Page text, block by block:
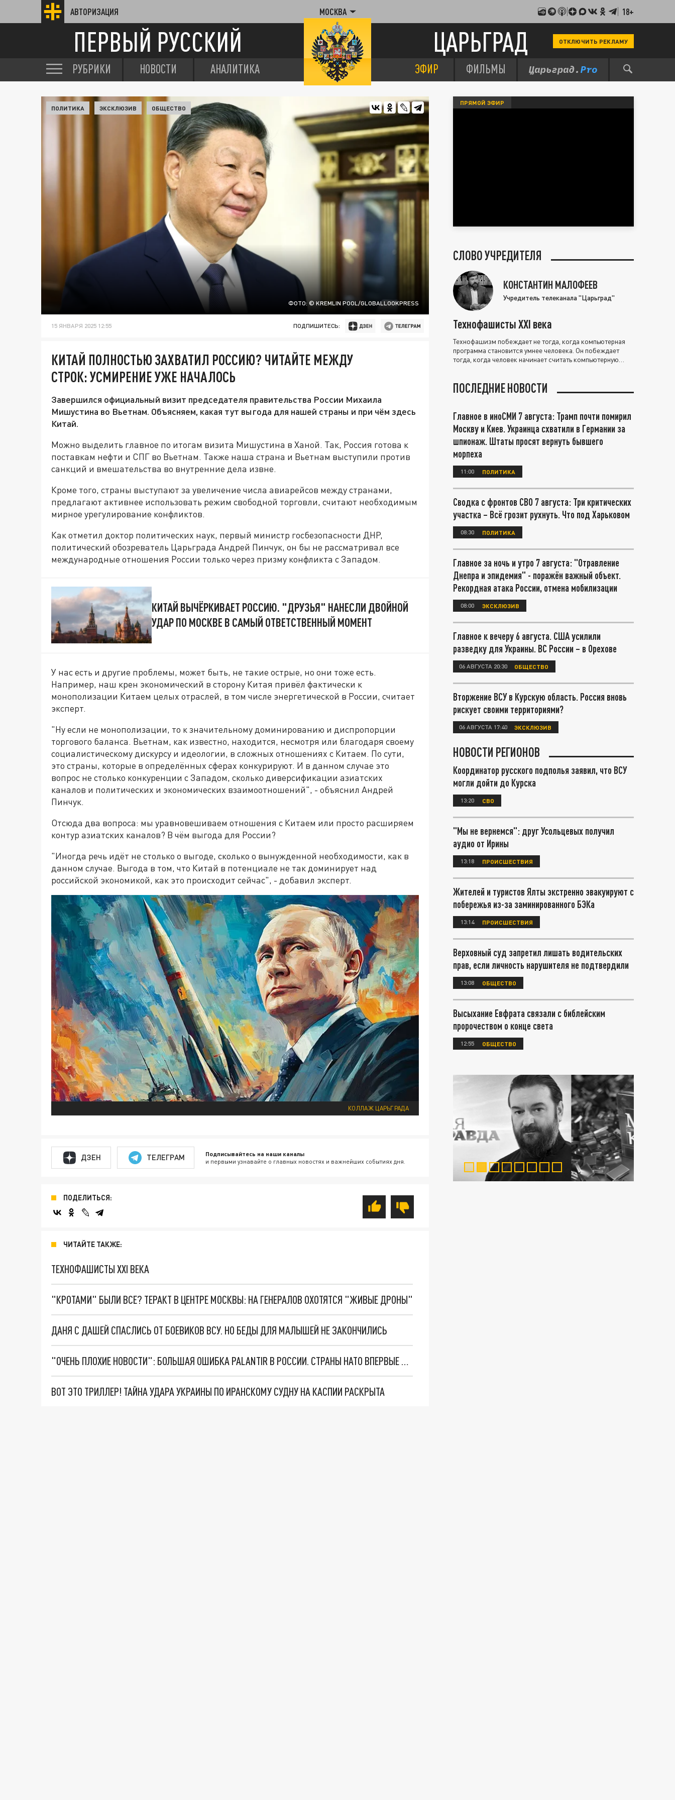
АВТОРИЗАЦИЯ МОСКВА 18+
ПЕРВЫЙ РУССКИЙ ЦАРЬГРАД ОТКЛЮЧИТЬ РЕКЛАМУ
РУБРИКИ НОВОСТИ АНАЛИТИКА ЭФИР ФИЛЬМЫ
ФОТО: © KREMLIN POOL/GLOBALLOOKPRESS
ПОЛИТИКА ЭКСКЛЮЗИВ ОБЩЕСТВО
15 ЯНВАРЯ 2025 12:55 ПОДПИШИТЕСЬ:
КИТАЙ ПОЛНОСТЬЮ ЗАХВАТИЛ РОССИЮ? ЧИТАЙТЕ МЕЖДУ
СТРОК: УСМИРЕНИЕ УЖЕ НАЧАЛОСЬ
Завершился официальный визит председателя правительства России Михаила
Мишустина во Вьетнам. Объясняем, какая тут выгода для нашей страны и при чём здесь
Китай.
Можно выделить главное по итогам визита Мишустина в Ханой. Так, Россия готова к
поставкам нефти и СПГ во Вьетнам. Также наша страна и Вьетнам выступили против
санкций и вмешательства во внутренние дела извне.
Кроме того, страны выступают за увеличение числа авиарейсов между странами,
предлагают активнее использовать режим свободной торговли, считают необходимым
мирное урегулирование конфликтов.
Как отметил доктор политических наук, первый министр госбезопасности ДНР,
политический обозреватель Царьграда Андрей Пинчук, он бы не рассматривал все
международные отношения России только через призму конфликта с Западом.
КИТАЙ ВЫЧЁРКИВАЕТ РОССИЮ. "ДРУЗЬЯ" НАНЕСЛИ ДВОЙНОЙ
УДАР ПО МОСКВЕ В САМЫЙ ОТВЕТСТВЕННЫЙ МОМЕНТ
У нас есть и другие проблемы, может быть, не такие острые, но они тоже есть.
Например, наш крен экономический в сторону Китая привёл фактически к
монополизации Китаем целых отраслей, в том числе энергетической в России, считает
эксперт.
"Ну если не монополизации, то к значительному доминированию и диспропорции
торгового баланса. Вьетнам, как известно, находится, несмотря или благодаря своему
социалистическому дискурсу и идеологии, в сложных отношениях с Китаем. По сути,
это страны, которые в определённых сферах конкурируют. И в данном случае это
вопрос не столько конкуренции с Западом, сколько диверсификации азиатских
каналов и политических и экономических взаимоотношений", - объяснил Андрей
Пинчук.
Отсюда два вопроса: мы уравновешиваем отношения с Китаем или просто расширяем
контур азиатских каналов? В чём выгода для России?
"Иногда речь идёт не столько о выгоде, сколько о вынужденной необходимости, как в
данном случае. Выгода в том, что Китай в потенциале не так доминирует над
российской экономикой, как это происходит сейчас", - добавил эксперт.
КОЛЛАЖ ЦАРЬГРАДА
ДЗЕН ТЕЛЕГРАМ Подписывайтесь на наши каналы
и первыми узнавайте о главных новостях и важнейших событиях дня.
ПОДЕЛИТЬСЯ:
ЧИТАЙТЕ ТАКЖЕ:
ТЕХНОФАШИСТЫ XXI ВЕКА
"КРОТАМИ" БЫЛИ ВСЕ? ТЕРАКТ В ЦЕНТРЕ МОСКВЫ: НА ГЕНЕРАЛОВ ОХОТЯТСЯ "ЖИВЫЕ ДРОНЫ"
ДАНЯ С ДАШЕЙ СПАСЛИСЬ ОТ БОЕВИКОВ ВСУ. НО БЕДЫ ДЛЯ МАЛЫШЕЙ НЕ ЗАКОНЧИЛИСЬ
"ОЧЕНЬ ПЛОХИЕ НОВОСТИ": БОЛЬШАЯ ОШИБКА PALANTIR В РОССИИ. СТРАНЫ НАТО ВПЕРВЫЕ ЗА СВО ОСТАНОВИЛИ ПОСТАВКИ ОРУЖИЯ. ВСУ ТЕРЯЮТ ПРИГРАНИЧЬЕ?
ВОТ ЭТО ТРИЛЛЕР! ТАЙНА УДАРА УКРАИНЫ ПО ИРАНСКОМУ СУДНУ НА КАСПИИ РАСКРЫТА
ПРЯМОЙ ЭФИР
СЛОВО УЧРЕДИТЕЛЯ
КОНСТАНТИН МАЛОФЕЕВ
Учредитель телеканала "Царьград"
Технофашисты XXI века
Технофашизм побеждает не тогда, когда компьютерная
программа становится умнее человека. Он побеждает
тогда, когда человек начинает считать компьютерную
ПОСЛЕДНИЕ НОВОСТИ
Главное в иноСМИ 7 августа: Трамп почти помирил
Москву и Киев. Украинца схватили в Германии за
шпионаж. Штаты просят вернуть бывшего
морпеха
11:00 ПОЛИТИКА
Сводка с фронтов СВО 7 августа: Три критических
участка – Всё грозит рухнуть. Что под Харьковом
08:30 ПОЛИТИКА
Главное за ночь и утро 7 августа: "Отравление
Днепра и эпидемия" - поражён важный объект.
Рекордная атака России, отмена мобилизации
08:00 ЭКСКЛЮЗИВ
Главное к вечеру 6 августа. США усилили
разведку для Украины. ВС России – в Орехове
06 АВГУСТА 20:30 ОБЩЕСТВО
Вторжение ВСУ в Курскую область. Россия вновь
рискует своими территориями?
06 АВГУСТА 17:40 ЭКСКЛЮЗИВ
НОВОСТИ РЕГИОНОВ
Координатор русского подполья заявил, что ВСУ
могли дойти до Курска
13:20 СВО
"Мы не вернемся": друг Усольцевых получил
аудио от Ирины
13:18 ПРОИСШЕСТВИЯ
Жителей и туристов Ялты экстренно эвакуируют с
побережья из-за заминированного БЭКа
13:14 ПРОИСШЕСТВИЯ
Верховный суд запретил лишать водительских
прав, если личность нарушителя не подтвердили
13:08 ОБЩЕСТВО
Высыхание Евфрата связали с библейским
пророчеством о конце света
12:55 ОБЩЕСТВО